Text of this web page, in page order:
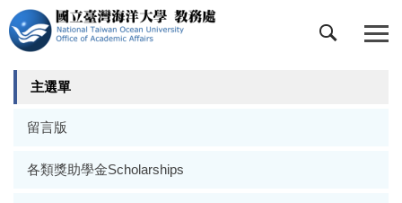
跳
到
主
要
主選單
留言版
各類獎助學金Scholarships